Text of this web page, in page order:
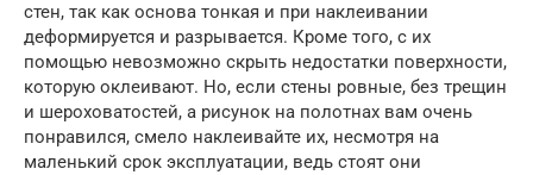
стен, так как основа тонкая и при наклеивании
деформируется и разрывается. Кроме того, с их
помощью невозможно скрыть недостатки поверхности,
которую оклеивают. Но, если стены ровные, без трещин
и шероховатостей, а рисунок на полотнах вам очень
понравился, смело наклеивайте их, несмотря на
маленький срок эксплуатации, ведь стоят они